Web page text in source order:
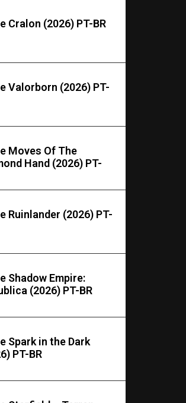
Cralon (2026) PT-BR
Valorborn (2026) PT-
Moves Of The
Hand (2026) PT-
Ruinlander (2026) PT-
Shadow Empire:
(2026) PT-BR
Spark in the Dark
PT-BR